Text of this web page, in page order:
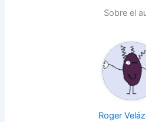
Sobre el
Roger